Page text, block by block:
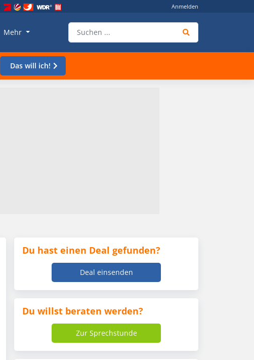
Anmelden
Mehr
Das will ich!
Du hast einen Deal gefunden?
Deal einsenden
Du willst beraten werden?
Zur Sprechstunde